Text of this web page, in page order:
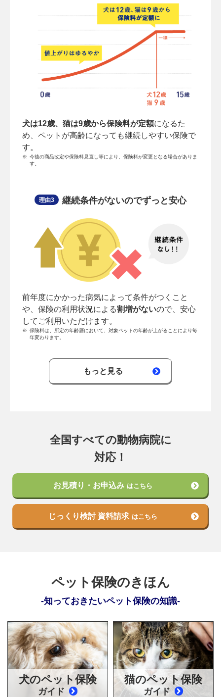
犬は12歳、猫は9歳から保険料が定額になるた
め、ペットが高齢になっても継続しやすい保険で
す。
※ 今後の商品改定や保険料見直し等により、保険料が変更となる場合がありま
す。
理由3 継続条件がないのでずっと安心
前年度にかかった病気によって条件がつくこと
や、保険の利用状況による割増がないので、安心
してご利用いただけます。
※ 保険料は、所定の年齢層において、対象ペットの年齢が上がることにより毎
年変わります。
もっと見る
全国すべての動物病院に
対応！
お見積り・お申込み はこちら
じっくり検討 資料請求 はこちら
ペット保険のきほん
知っておきたいペット保険の知識
犬のペット保険
ガイド
猫のペット保険
ガイド